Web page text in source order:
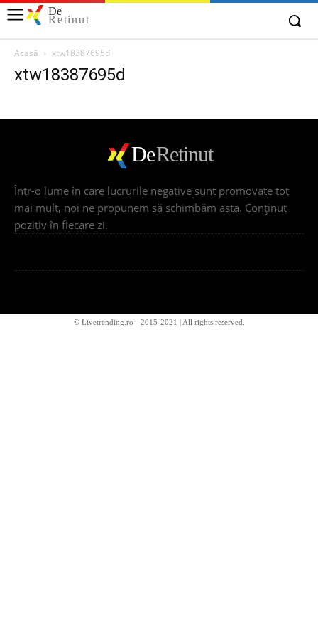
De
Retinut
Acasă xtw18387695d
xtw18387695d
DeRetinut
Într-o lume în care lucrurile negative sunt promovate tot
mai mult, noi ne propunem să schimbăm asta. Conţinut
pozitiv în fiecare zi.
© Livetrending.ro - 2015-2021 | All rights reserved.